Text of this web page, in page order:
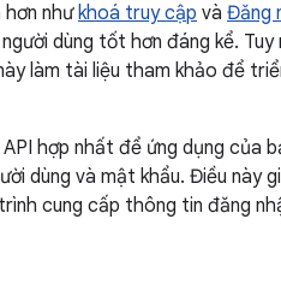
nhưkhoá truy cập và Đăng
dùng tốt hơn đáng kể. Tuy
làm tài liệu tham khảo để
hợp nhất để ứng dụng của
dùng và mật khẩu. Điều này
cung cấp thông tin đăng